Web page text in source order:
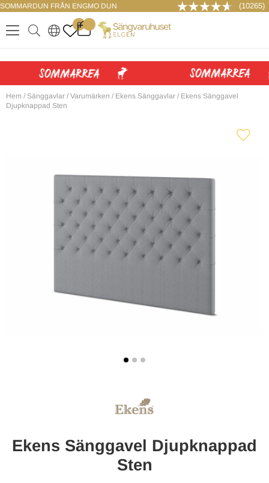
SOMMARDUN FRÅN ENGMO DUN (10265)
.
0
. ..
LOGGA IN
Hem / Sänggavlar / Varumärken / Ekens Sänggavlar / Ekens Sänggavel
Djupknappad Sten
Ekens Sänggavel Djupknappad
Sten